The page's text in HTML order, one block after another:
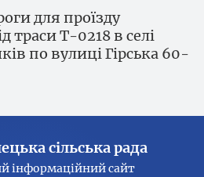
для проїзду
траси Т-0218 в селі
по вулиці Гірська 60-
сільська рада
інформаційний сайт